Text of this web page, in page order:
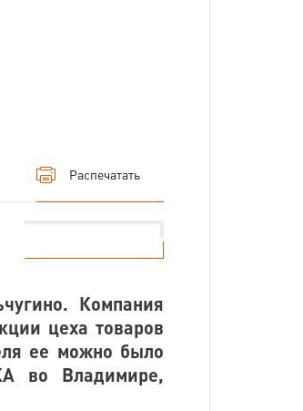
Распечатать
Компания
цеха товаров
ее можно было
во Владимире,